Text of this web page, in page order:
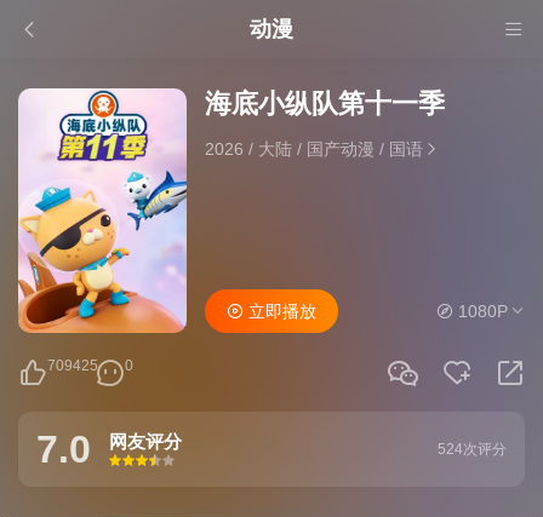
动漫
海底小纵队第十一季
2026 / 大陆 / 国产动漫/ 国语
709425 0
立即播放 1080P
7.0 网友评分
很差
较差还行推荐力荐
524次评分